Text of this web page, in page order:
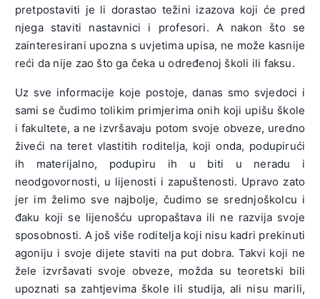
pretpostaviti je li dorastao težini izazova koji će pred
njega staviti nastavnici i profesori. A nakon što se
zainteresirani upozna s uvjetima upisa, ne može kasnije
reći da nije zao što ga čeka u određenoj školi ili faksu.
Uz sve informacije koje postoje, danas smo svjedoci i
sami se čudimo tolikim primjerima onih koji upišu škole
i fakultete, a ne izvršavaju potom svoje obveze, uredno
živeći na teret vlastitih roditelja, koji onda, podupirući
ih materijalno, podupiru ih u biti u neradu i
neodgovornosti, u lijenosti i zapuštenosti. Upravo zato
jer im želimo sve najbolje, čudimo se srednjoškolcu i
đaku koji se lijenošću upropaštava ili ne razvija svoje
sposobnosti. A još više roditelja koji nisu kadri prekinuti
agoniju i svoje dijete staviti na put dobra. Takvi koji ne
žele izvršavati svoje obveze, možda su teoretski bili
upoznati sa zahtjevima škole ili studija, ali nisu marili,